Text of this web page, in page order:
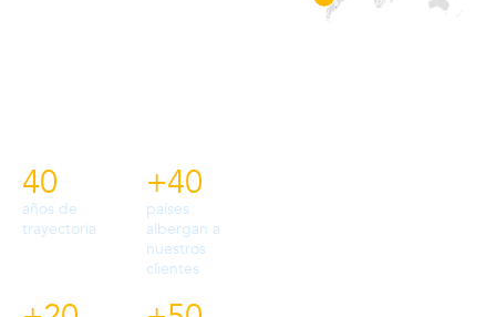
años de
trayectoria
40
países
albergan a
nuestros
clientes
+40